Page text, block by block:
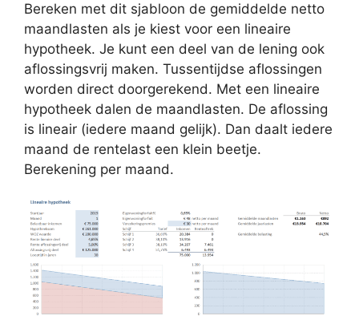
Bereken met dit sjabloon de gemiddelde netto
maandlasten als je kiest voor een lineaire
hypotheek. Je kunt een deel van de lening ook
aflossingsvrij maken. Tussentijdse aflossingen
worden direct doorgerekend. Met een lineaire
hypotheek dalen de maandlasten. De aflossing
is lineair (iedere maand gelijk). Dan daalt iedere
maand de rentelast een klein beetje.
Berekening per maand.